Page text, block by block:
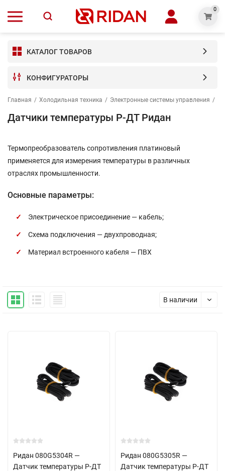
0
КАТАЛОГ ТОВАРОВ
КОНФИГУРАТОРЫ
Главная / Холодильная техника / Электронные системы управления /
Датчики температуры Р-ДТ Ридан
Термопреобразователь сопротивления платиновый
применяется для измерения температуры в различных
отраслях промышленности.
Основные параметры:
Электрическое присоединение — кабель;
Схема подключения — двухпроводная;
Материал встроенного кабеля — ПВХ
В наличии
Ридан 080G5304R —
Датчик температуры Р-ДТ
Ридан 080G5305R —
Датчик температуры Р-ДТ